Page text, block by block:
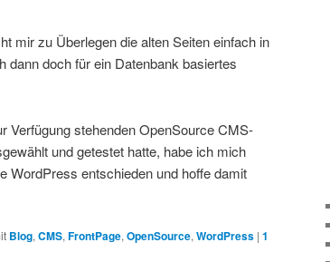
mir zu Überlegen die alten Seiten einfach in
doch für ein Datenbank basiertes
Verfügung stehenden OpenSource CMS-
und getestet hatte, habe ich mich
WordPress entschieden und hoffe damit
Blog, CMS, FrontPage, OpenSource, WordPress | 1